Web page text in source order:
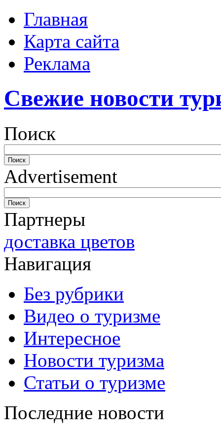
Главная
Карта сайта
Реклама
Свежие новости
Поиск
Advertisement
Партнеры
доставка цветов
Навигация
Без рубрики
Видео о туризме
Интересное
Новости туризма
Статьи о туризме
Последние новости